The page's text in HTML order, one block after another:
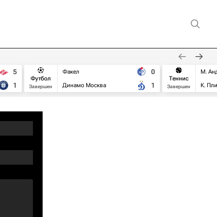
5
1
Футбол
Завершен
Факел
Динамо Москва
0
1
Теннис
Завершен
М.
К.